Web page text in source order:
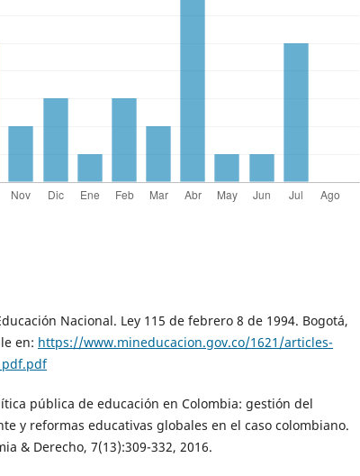
Nacional. Ley 115 de febrero 8 de 1994. Bogotá,
en: https://www.mineducacion.gov.co/1621/articles-
pública de educación en Colombia: gestión del
y reformas educativas globales en el caso colombiano.
& Derecho, 7(13):309-332, 2016.